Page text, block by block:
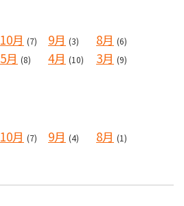
10月 (7) 9月 (3) 8月 (6)
5月 (8) 4月 (10) 3月 (9)
10月 (7) 9月 (4) 8月 (1)